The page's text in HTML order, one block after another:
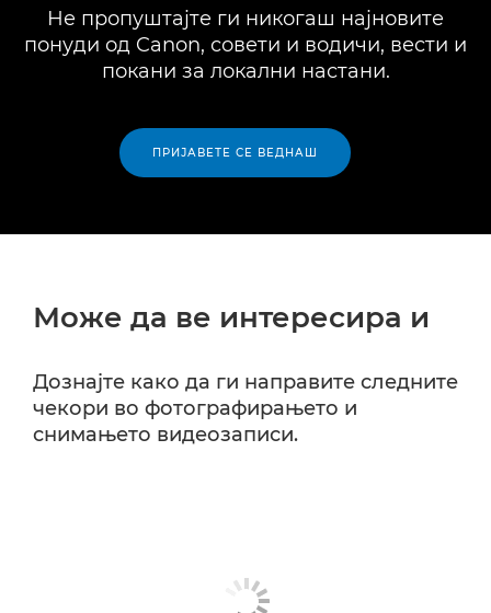
Не пропуштајте ги никогаш најновите
понуди од Canon, совети и водичи, вести и
покани за локални настани.
ПРИЈАВЕТЕ СЕ ВЕДНАШ
Може да ве интересира и
Дознајте како да ги направите следните
чекори во фотографирањето и
снимањето видеозаписи.